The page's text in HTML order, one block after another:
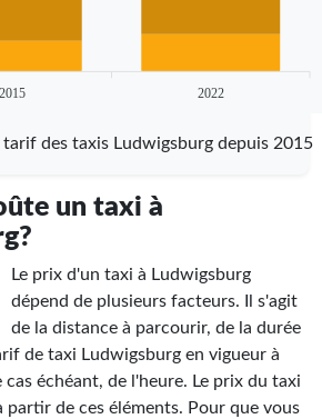
2015 2022
des taxis Ludwigsburg depuis 2015
un taxi à
Le prix d'un taxi à Ludwigsburg
dépend de plusieurs facteurs. Il s'agit
de la distance à parcourir, de la durée
de taxi Ludwigsburg en vigueur à
cas échéant, de l'heure. Le prix du taxi
partir de ces éléments. Pour que vous